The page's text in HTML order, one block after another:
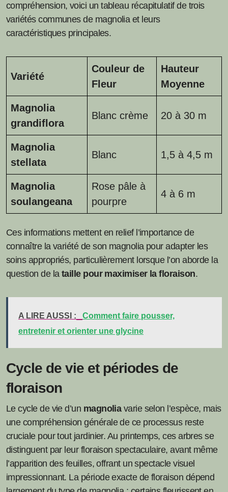
compréhension, voici un tableau récapitulatif de trois
variétés communes de magnolia et leurs
caractéristiques principales.
Variété
Couleur de
Fleur
Hauteur
Moyenne
Magnolia
grandiflora
Blanc crème 20 à 30 m
Magnolia
stellata
Blanc 1,5 à 4,5 m
Magnolia
soulangeana
Rose pâle à
pourpre
4 à 6 m
Ces informations mettent en relief l’importance de
connaître la variété de son magnolia pour adapter les
soins appropriés, particulièrement lorsque l’on aborde la
question de la taille pour maximiser la floraison.
A LIRE AUSSI :
Comment faire pousser,
entretenir et orienter une glycine
Cycle de vie et périodes de
floraison
Le cycle de vie d’un magnoliavarie selon l’espèce, mais
une compréhension générale de ce processus reste
cruciale pour tout jardinier. Au printemps, ces arbres se
distinguent par leur floraison spectaculaire, avant même
l’apparition des feuilles, offrant un spectacle visuel
impressionnant. La période exacte de floraison dépend